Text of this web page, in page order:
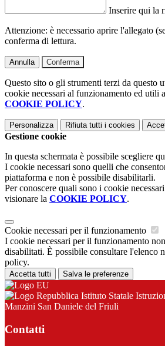
Inserire qui la
Attenzione: è necessario aprire l'allegato
conferma di lettura.
Annulla Conferma
Questo sito o gli strumenti terzi da questo
cookie necessari al funzionamento ed utili
COOKIE POLICY.
Personalizza Rifiuta tutti i cookies
Gestione cookie
In questa schermata è possibile scegliere
I cookie necessari sono quelli che
piattaforma e non è possibile disabilitarli.
Per conoscere quali sono i cookie
visionare la COOKIE POLICY.
Cookie necessari per il funzionamento
I cookie necessari per il funzionamento
disabilitati. È possibile consultare l'elenco
policy.
Accetta tutti Salva le preferenze
Istituto Statale
Manzini San Daniele del Friuli
Contatti